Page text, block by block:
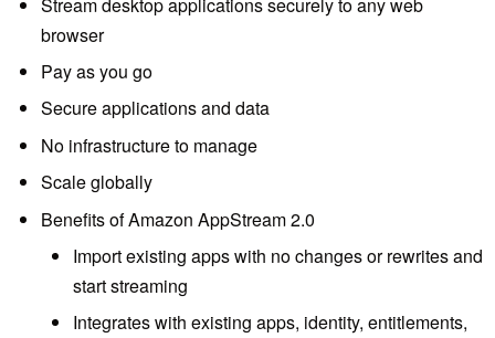
browser
Pay as you go
Secure applications and data
No infrastructure to manage
Scale globally
Benefits of Amazon AppStream 2.0
Import existing apps with no changes or rewrites and
start streaming
Integrates with existing apps, identity, entitlements,